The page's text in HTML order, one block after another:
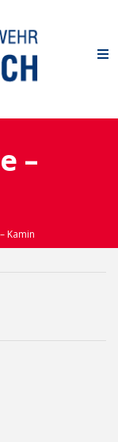
–
Kamin